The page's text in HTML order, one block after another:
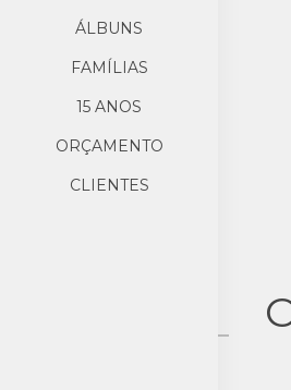
ÁLBUNS
FAMÍLIAS
15 ANOS
ORÇAMENTO
CLIENTES